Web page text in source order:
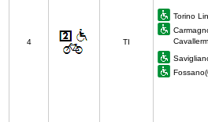
4 TI
Torino